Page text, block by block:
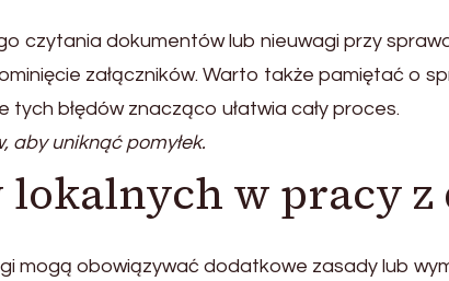
czytania dokumentów lub nieuwagi przy
załączników. Warto także pamiętać o
błędów znacząco ułatwia cały proces.
aby uniknąć pomyłek.
lokalnych w pracy
mogą obowiązywać dodatkowe zasady lub